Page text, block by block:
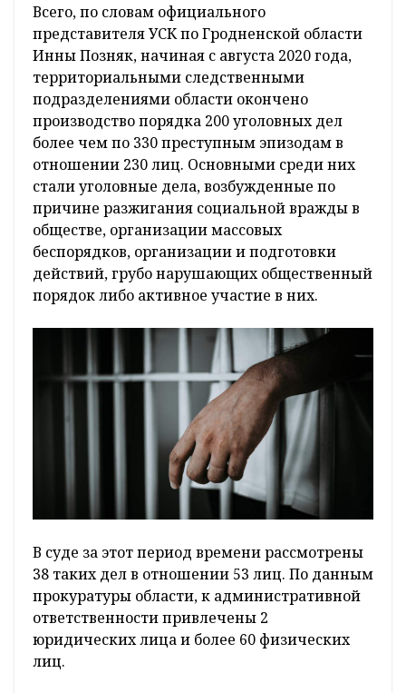
Всего, по словам официального
представителя УСК по Гродненской области
Инны Позняк, начиная с августа 2020 года,
территориальными следственными
подразделениями области окончено
производство порядка 200 уголовных дел
более чем по 330 преступным эпизодам в
отношении 230 лиц. Основными среди них
стали уголовные дела, возбужденные по
причине разжигания социальной вражды в
обществе, организации массовых
беспорядков, организации и подготовки
действий, грубо нарушающих общественный
порядок либо активное участие в них.
В суде за этот период времени рассмотрены
38 таких дел в отношении 53 лиц. По данным
прокуратуры области, к административной
ответственности привлечены 2
юридических лица и более 60 физических
лиц.